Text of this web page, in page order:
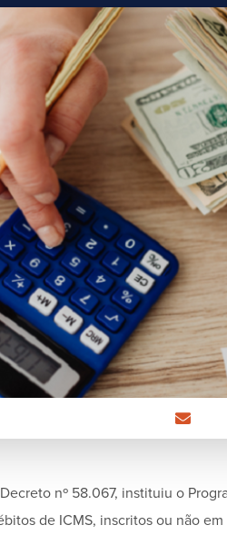
nº 58.067, instituiu o
de ICMS, inscritos ou não